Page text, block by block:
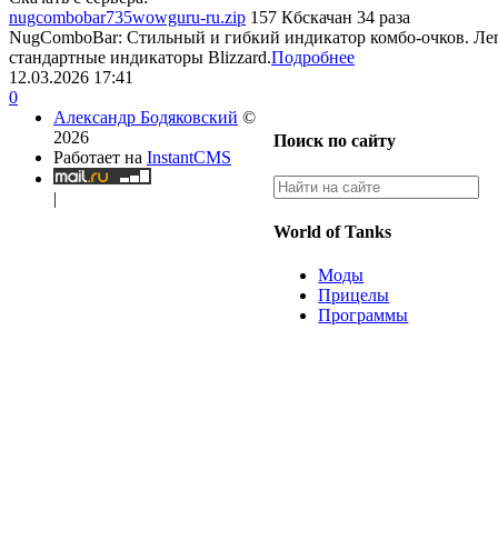
nugcombobar735wowguru-ru.zip 157 Кбскачан 34 раза
NugComboBar: Стильный и гибкий индикатор комбо-очков.
стандартные индикаторы Blizzard.Подробнее
12.03.2026 17:41
0
Поиск по сайту
World of Tanks
Моды
Прицелы
Программы
Александр Бодяковский ©
2026
Работает на InstantCMS
|